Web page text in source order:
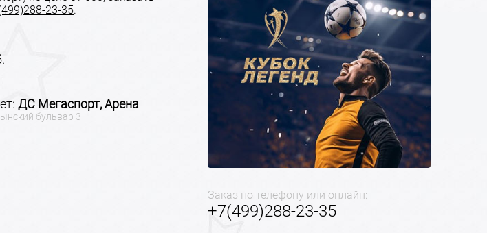
23-35.
ДС Мегаспорт, Арена
бульвар 3
Заказ по телефону или онлайн:
+7(499)288-23-35